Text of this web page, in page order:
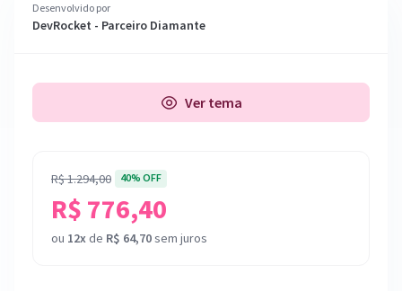
Desenvolvido por
DevRocket - Parceiro Diamante
Ver tema
R$ 1.294,00 40% OFF
R$ 776,40
ou 12xde R$ 64,70sem juros